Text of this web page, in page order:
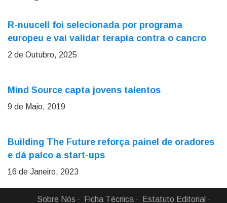
R-nuucell foi selecionada por programa
europeu e vai validar terapia contra o cancro
2 de Outubro, 2025
Mind Source capta jovens talentos
9 de Maio, 2019
Building The Future reforça painel de oradores
e dá palco a start-ups
16 de Janeiro, 2023
Sobre Nós Ficha Técnica Estatuto Editorial